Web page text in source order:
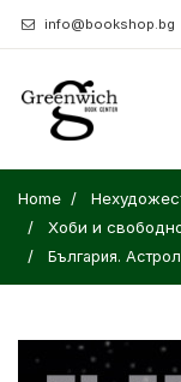
info@bookshop.bg
Home
Хоби и
България.